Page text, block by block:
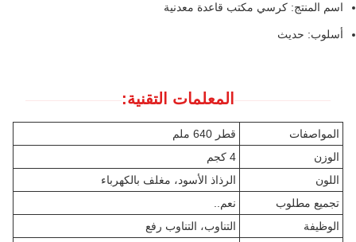
اسم المنتج: كرسي مكتب قاعدة معدنية
أسلوب: حديث
المعلمات التقنية:
المواصفات
قطر 640 ملم
الوزن
4 كجم
اللون
الرذاذ الأسود، مغلف بالكهرباء
تجميع مطلوب
نعم..
الوظيفة
التناوب، التناوب رفع